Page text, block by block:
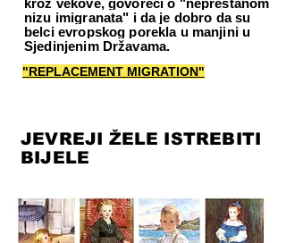
kroz vekove, govoreći o "neprestanom
nizu imigranata" i da je dobro da su
belci evropskog porekla u manjini u
Sjedinjenim Državama.
"REPLACEMENT MIGRATION"
JEVREJI ŽELE ISTREBITI
BIJELE